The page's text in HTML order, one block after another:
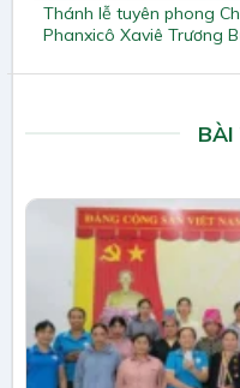
Thánh lễ tuyên phong
Phanxicô Xaviê Trương
BÀI